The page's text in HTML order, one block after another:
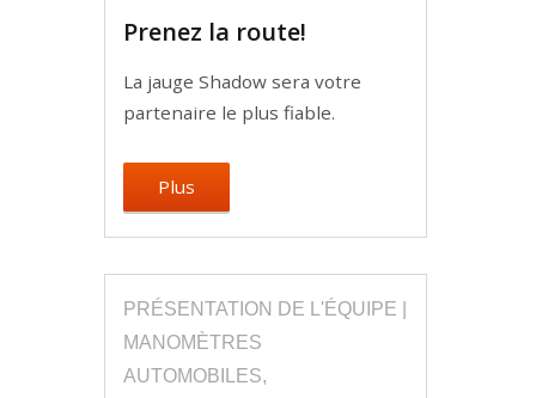
Prenez la route!
La jauge Shadow sera votre
partenaire le plus fiable.
Plus
PRÉSENTATION DE L'ÉQUIPE |
MANOMÈTRES
AUTOMOBILES,